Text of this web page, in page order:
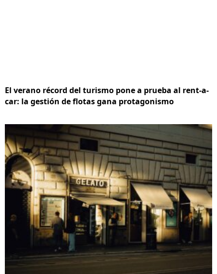
El verano récord del turismo pone a prueba al rent-a-
car: la gestión de flotas gana protagonismo